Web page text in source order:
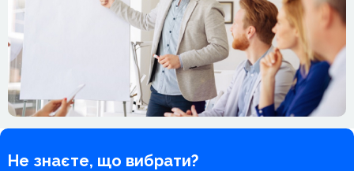
Не знаєте, що вибрати?